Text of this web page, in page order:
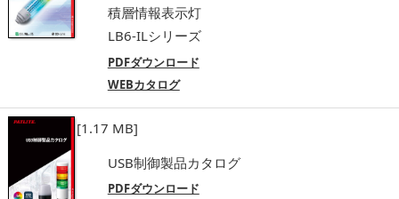
積層情報表示灯
LB6-ILシリーズ
PDFダウンロード
WEBカタログ
[1.17 MB]
USB制御製品カタログ
PDFダウンロード